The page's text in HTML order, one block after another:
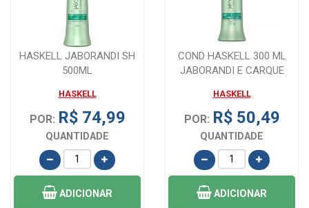
HASKELL JABORANDI SH
500ML
HASKELL
POR: R$ 74,99
QUANTIDADE
ADICIONAR
COND HASKELL 300 ML
JABORANDI E CARQUE
HASKELL
POR: R$ 50,49
QUANTIDADE
ADICIONAR